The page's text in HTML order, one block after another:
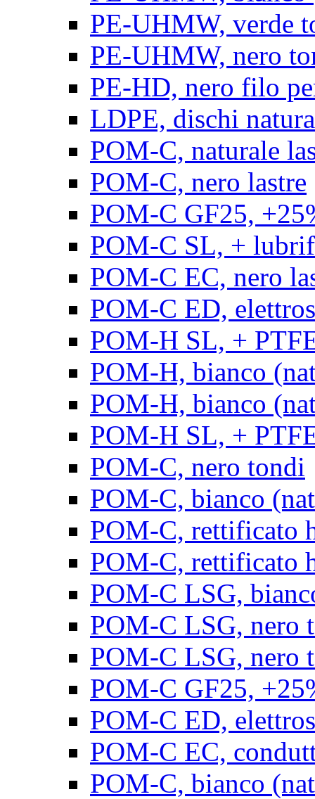
PE-UHMW, verde
PE-UHMW, nero
PE-HD, nero filo
LDPE, dischi
POM-C, naturale
POM-C, nero lastre
POM-C GF25,
POM-C SL, +
POM-C EC, nero
POM-C ED,
POM-H SL, +
POM-H, bianco
POM-H, bianco
POM-H SL, +
POM-C, nero tondi
POM-C, bianco
POM-C, rettificato
POM-C, rettificato
POM-C LSG,
POM-C LSG, nero
POM-C LSG, nero
POM-C GF25,
POM-C ED,
POM-C EC,
POM-C, bianco